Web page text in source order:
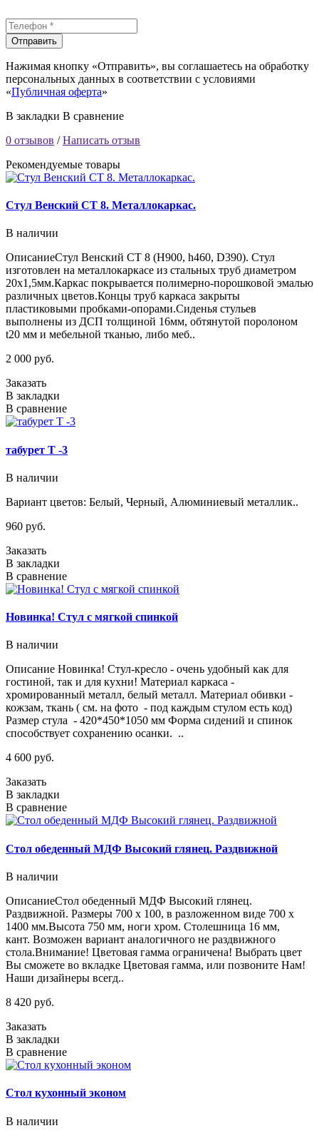
Отправить
Нажимая кнопку «Отправить», вы соглашаетесь на обработку
персональных данных в соответствии с условиями
«Публичная оферта»
В закладки В сравнение
0 отзывов /Написать отзыв
Рекомендуемые товары
Стул Венский СТ 8. Металлокаркас.
В наличии
ОписаниеСтул Венский СТ 8 (Н900, h460, D390). Стул
изготовлен на металлокаркасе из стальных труб диаметром
20х1,5мм.Каркас покрывается полимерно-порошковой эмалью
различных цветов.Концы труб каркаса закрыты
пластиковыми пробками-опорами.Сиденья стульев
выполнены из ДСП толщиной 16мм, обтянутой поролоном
t20 мм и мебельной тканью, либо меб..
2 000 руб.
Заказать
В закладки
В сравнение
табурет Т -3
В наличии
Вариант цветов: Белый, Черный, Алюминиевый металлик..
960 руб.
Заказать
В закладки
В сравнение
Новинка! Стул с мягкой спинкой
В наличии
Описание Новинка! Стул-кресло - очень удобный как для
гостиной, так и для кухни! Материал каркаса -
хромированный металл, белый металл. Материал обивки -
кожзам, ткань ( см. на фото - под каждым стулом есть код)
Размер стула - 420*450*1050 мм Форма сидений и спинок
способствует сохранению осанки. ..
4 600 руб.
Заказать
В закладки
В сравнение
Стол обеденный МДФ Высокий глянец. Раздвижной
В наличии
ОписаниеСтол обеденный МДФ Высокий глянец.
Раздвижной. Размеры 700 х 100, в разложенном виде 700 х
1400 мм.Высота 750 мм, ноги хром. Столешница 16 мм,
кант. Возможен вариант аналогичного не раздвижного
стола.Внимание! Цветовая гамма ограничена! Выбрать цвет
Вы сможете во вкладке Цветовая гамма, или позвоните Нам!
Наши дизайнеры всегд..
8 420 руб.
Заказать
В закладки
В сравнение
Стол кухонный эконом
В наличии